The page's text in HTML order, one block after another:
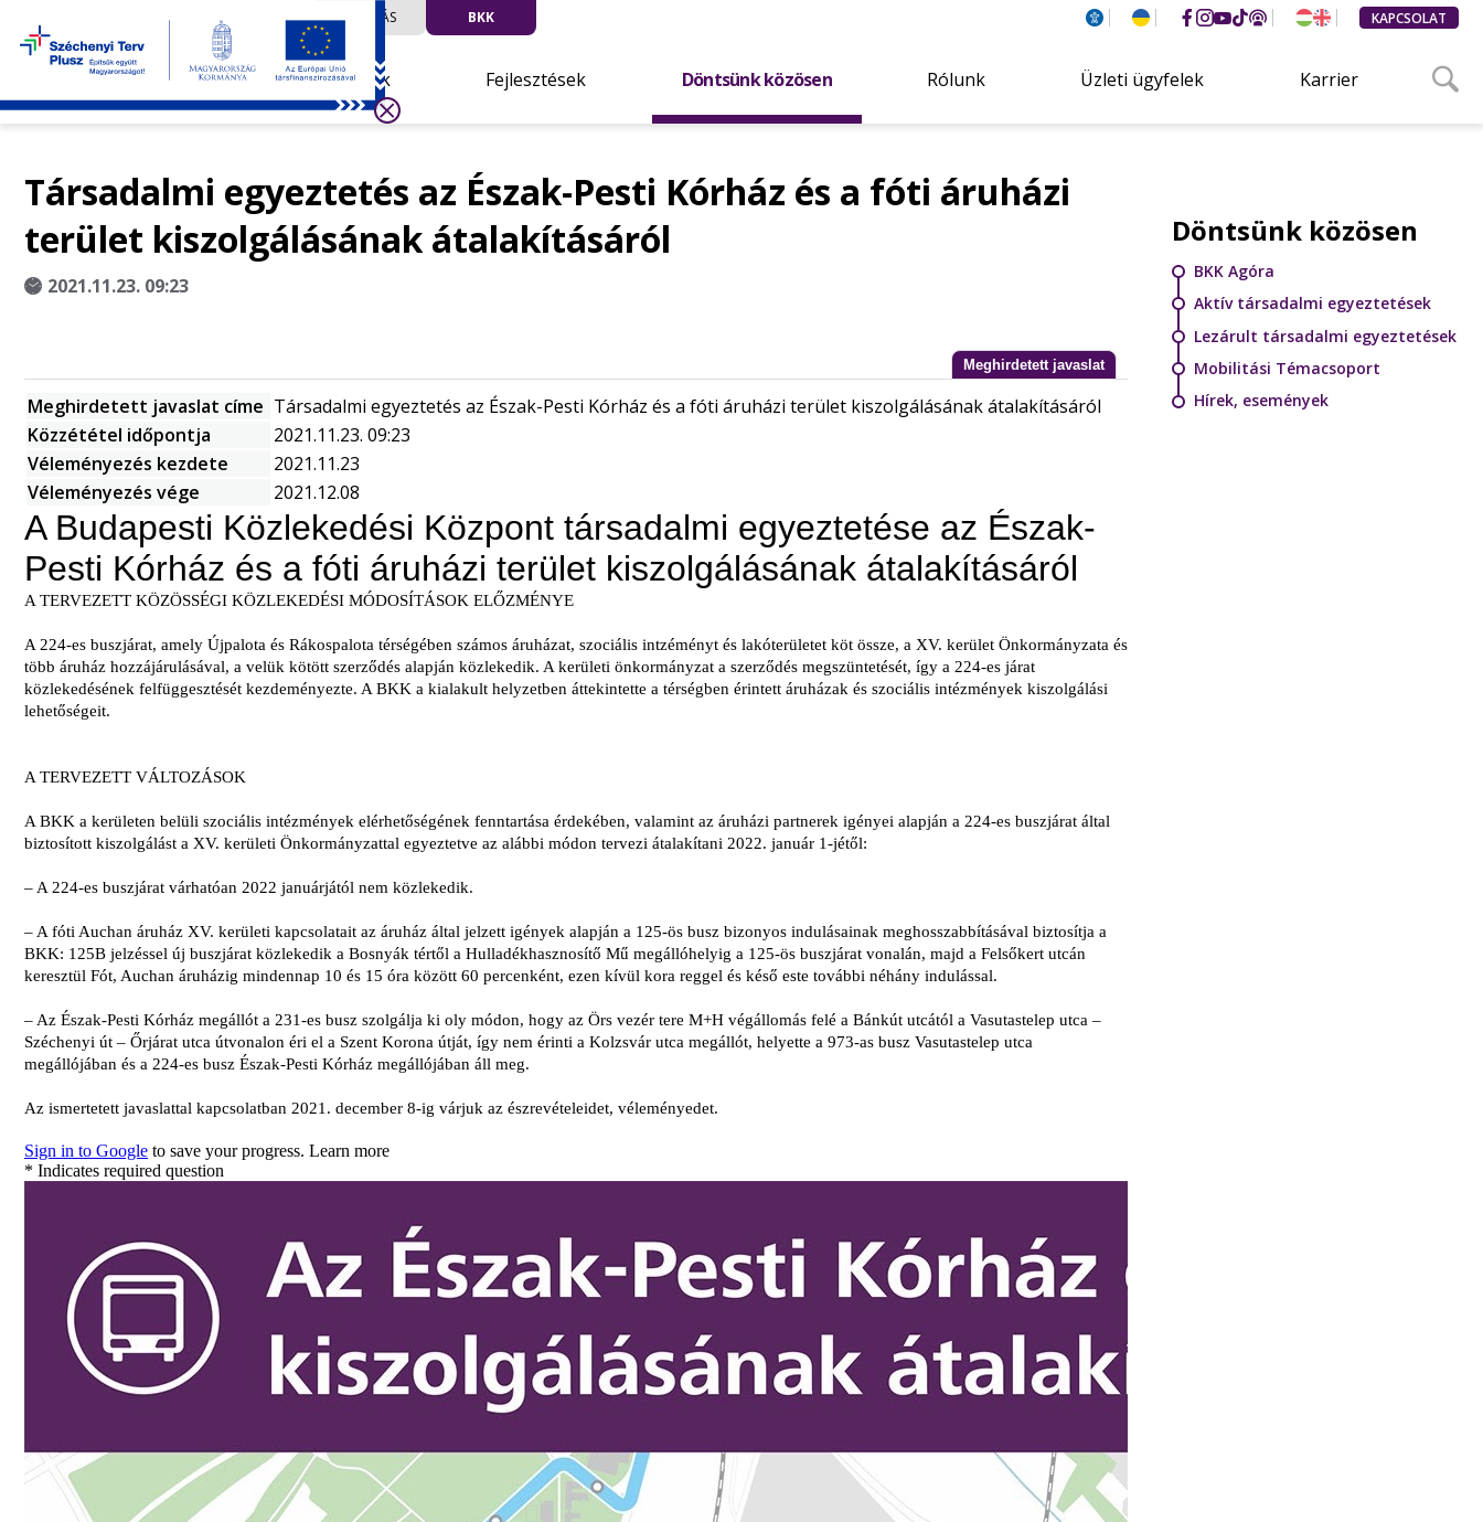
UTAZÁS BKK KAPCSOLAT
Hírek Fejlesztések Döntsünk közösen Rólunk Üzleti ügyfelek Karrier
Társadalmi egyeztetés az Észak-Pesti Kórház és a fóti áruházi
terület kiszolgálásának átalakításáról
2021.11.23. 09:23
Meghirdetett javaslat
Meghirdetett javaslat címe Társadalmi egyeztetés az Észak-Pesti Kórház és a fóti áruházi terület kiszolgálásának átalakításáról
Közzététel időpontja
2021.11.23. 09:23
Véleményezés kezdete
2021.11.23
Véleményezés vége
2021.12.08
Döntsünk közösen
BKK Agóra
Aktív társadalmi egyeztetések
Lezárult társadalmi egyeztetések
Mobilitási Témacsoport
Hírek, események